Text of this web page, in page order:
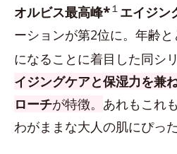
オルビス最高峰*１ エイジン
ーションが第2位に。年齢
になることに着目した同シリ
イジングケアと保湿力を兼
ローチが特徴。 あれもこれ
わがままな大人の肌にぴっ